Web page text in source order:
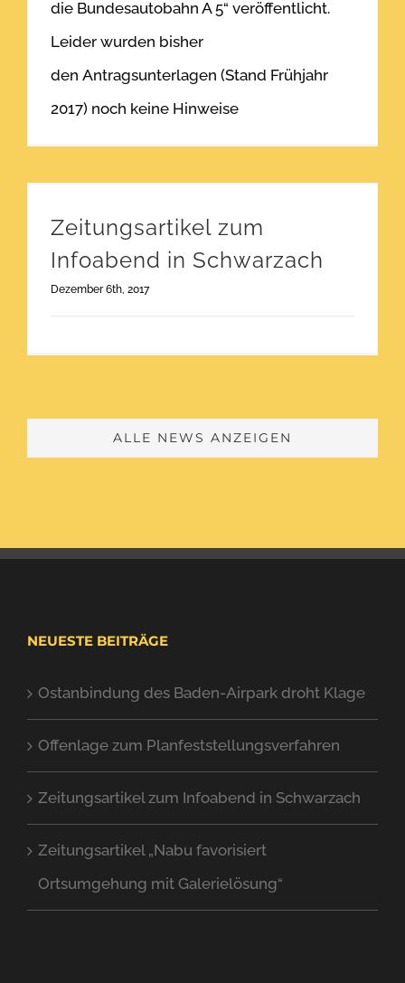
die Bundesautobahn A 5“ veröffentlicht.
Leider wurden bisher
den Antragsunterlagen (Stand Frühjahr
2017) noch keine Hinweise
Zeitungsartikel zum
Infoabend in Schwarzach
Dezember 6th, 2017
ALLE NEWS ANZEIGEN
NEUESTE BEITRÄGE
Ostanbindung des Baden-Airpark droht Klage
Offenlage zum Planfeststellungsverfahren
Zeitungsartikel zum Infoabend in Schwarzach
Zeitungsartikel „Nabu favorisiert
Ortsumgehung mit Galerielösung“